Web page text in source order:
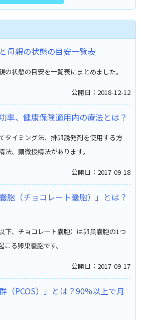
母親の状態の目安一覧表
状態の目安を一覧表にまとめました。
公開日：2018-12-12
率、健康保険適用内の療法とは？
タイミング法、排卵誘発剤を使用する方
、顕微授精法があります。
公開日：2017-09-18
胞（チョコレート嚢胞）」とは？
下、チョコレート嚢胞）は卵巣嚢胞の1つ
る卵巣嚢胞です。
公開日：2017-09-17
（PCOS）」とは？90%以上で月